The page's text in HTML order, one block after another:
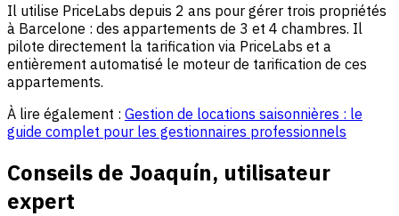
Il utilise PriceLabs depuis 2 ans pour gérer trois propriétés
à Barcelone : des appartements de 3 et 4 chambres. Il
pilote directement la tarification via PriceLabs et a
entièrement automatisé le moteur de tarification de ces
appartements.
À lire également : Gestion de locations saisonnières : le
guide complet pour les gestionnaires professionnels
Conseils de Joaquín, utilisateur
expert